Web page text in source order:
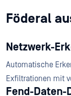
Föderal
Netzwerk-
Automatische
Exfiltrationen mit
Fend-Daten-